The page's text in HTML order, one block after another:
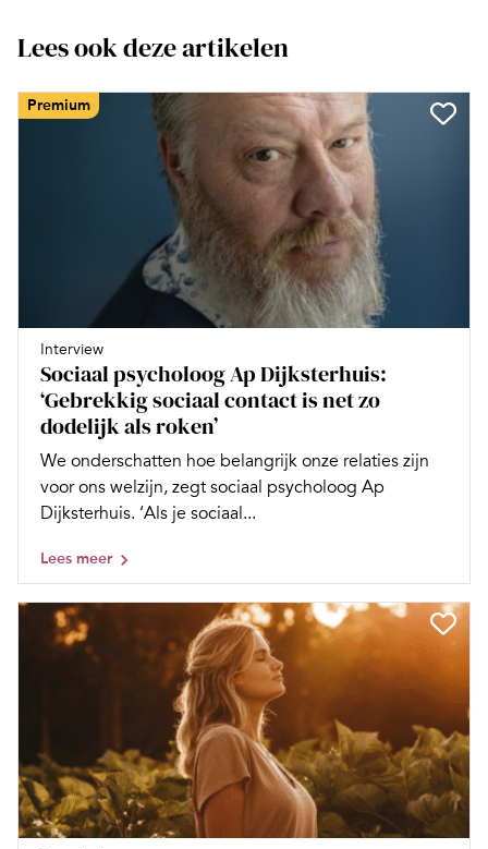
Lees ook deze artikelen
Premium
Interview
Sociaal psycholoog Ap Dijksterhuis:
‘Gebrekkig sociaal contact is net zo
dodelijk als roken’
We onderschatten hoe belangrijk onze relaties zijn
voor ons welzijn, zegt sociaal psycholoog Ap
Dijksterhuis. ‘Als je sociaal...
Lees meer